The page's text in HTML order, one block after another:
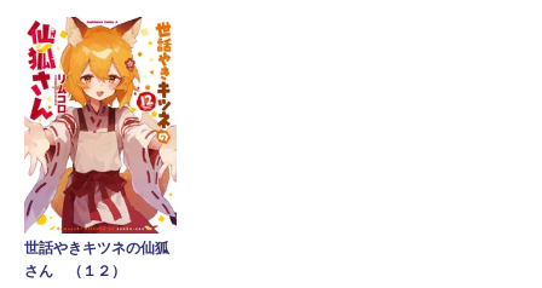
世話やきキツネの仙狐
さん （１２）